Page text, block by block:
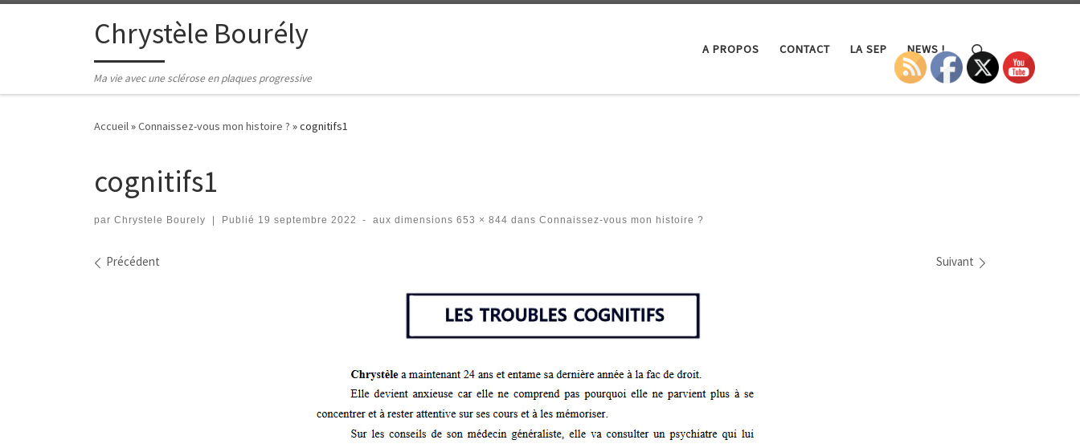
Passer au contenuChrystèle Bourély
Ma vie avec une sclérose en plaques progressive
A PROPOS CONTACT LA SEP NEWS ! Search
Accueil»Connaissez-vous mon histoire ? »cognitifs1
cognitifs1
par Chrystele Bourely Publié 19 septembre 2022 - aux dimensions 653 × 844 dans Connaissez-vous mon histoire ?
Navigation des images
Précédent Suivant